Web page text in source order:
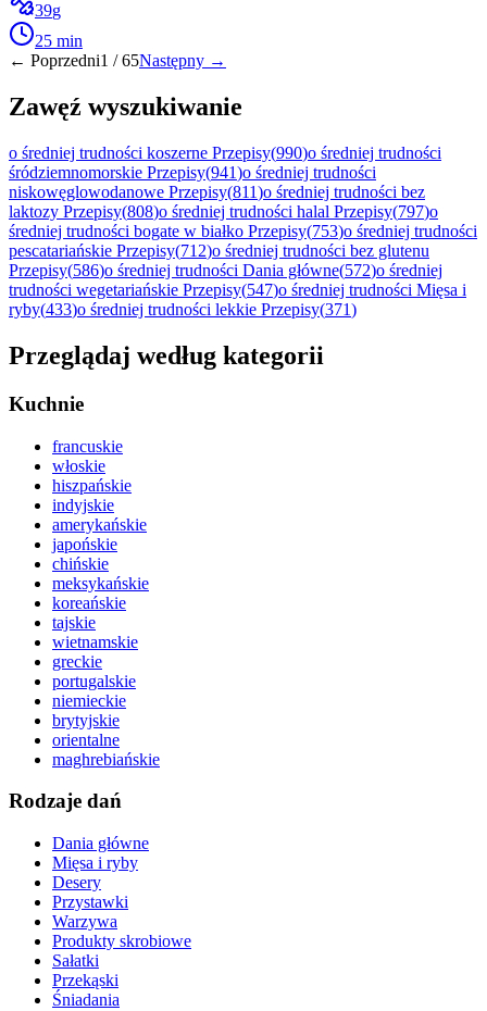
39g
25 min
← Poprzedni1 /65Następny →
Zawęź wyszukiwanie
o średniej trudności koszerne Przepisy(990)o średniej trudności
śródziemnomorskie Przepisy(941)o średniej trudności
niskowęglowodanowe Przepisy(811)o średniej trudności bez
laktozy Przepisy(808)o średniej trudności halal Przepisy(797)o
średniej trudności bogate w białko Przepisy(753)o średniej trudności
pescatariańskie Przepisy(712)o średniej trudności bez glutenu
Przepisy(586)o średniej trudności Dania główne(572)o średniej
trudności wegetariańskie Przepisy(547)o średniej trudności Mięsa i
ryby(433)o średniej trudności lekkie Przepisy(371)
Przeglądaj według kategorii
Kuchnie
francuskie
włoskie
hiszpańskie
indyjskie
amerykańskie
japońskie
chińskie
meksykańskie
koreańskie
tajskie
wietnamskie
greckie
portugalskie
niemieckie
brytyjskie
orientalne
maghrebiańskie
Rodzaje dań
Dania główne
Mięsa i ryby
Desery
Przystawki
Warzywa
Produkty skrobiowe
Sałatki
Przekąski
Śniadania